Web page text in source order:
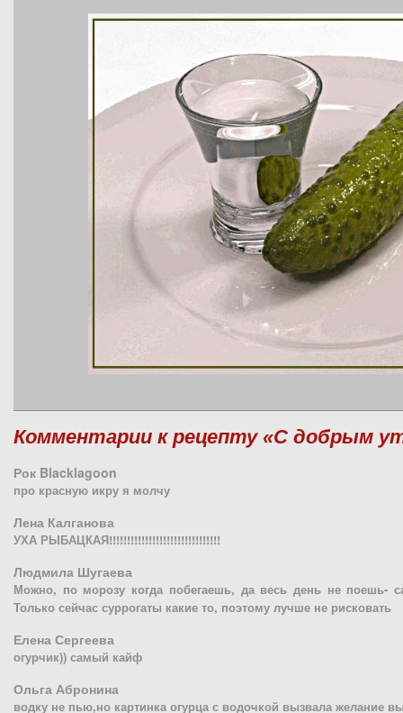
Комментарии к рецепту «С добрым
Рок Blacklagoon
про красную икру я молчу
Лена Калганова
УХА РЫБАЦКАЯ!!!!!!!!!!!!!!!!!!!!!!!!!!!!!!!
Людмила Шугаева
Можно, по морозу когда побегаешь, да весь день не поешь-
Только сейчас суррогаты какие то, поэтому лучше не рисковать
Елена Сергеева
огурчик)) самый кайф
Ольга Абронина
водку не пью,но картинка огурца с водочкой вызвала желание